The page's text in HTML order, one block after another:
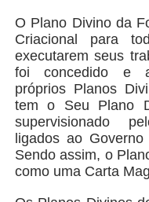
O Plano Divino da
Criacional para
executarem seus
foi concedido e
próprios Planos
tem o Seu Plano
supervisionado
ligados ao
Sendo assim, o
como uma Carta